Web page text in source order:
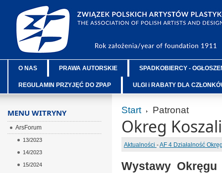
O NAS PRAWA AUTORSKIE SPADKOBIERCY -
REGULAMIN PRZYJĘĆ DO ZPAP ULGI i RABATY DLA
Start Patronat
Okreg
Aktualności -AF 4 Działalność
Wystawy
MENU WITRYNY
ArsForum
13/2023
14/2023
15/2024